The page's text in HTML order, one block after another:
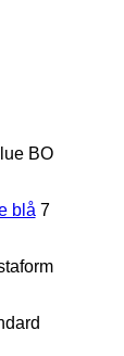
BO
blå 7